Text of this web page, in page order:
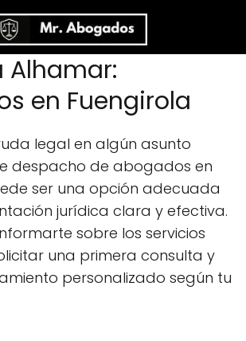
Alhamar:
en Fuengirola
legal en algún asunto
despacho de abogados en
ser una opción adecuada
jurídica clara y efectiva.
sobre los servicios
una primera consulta y
personalizado según tu